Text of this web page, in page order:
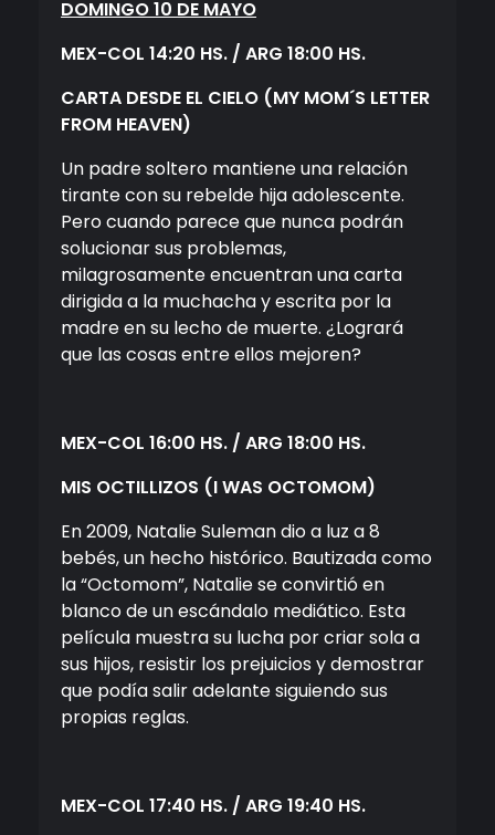
DOMINGO 10 DE MAYO
MEX-COL 14:20 HS. / ARG 18:00 HS.
CARTA DESDE EL CIELO (MY MOM´S LETTER
FROM HEAVEN)
Un padre soltero mantiene una relación
tirante con su rebelde hija adolescente.
Pero cuando parece que nunca podrán
solucionar sus problemas,
milagrosamente encuentran una carta
dirigida a la muchacha y escrita por la
madre en su lecho de muerte. ¿Logrará
que las cosas entre ellos mejoren?
MEX-COL 16:00 HS. / ARG 18:00 HS.
MIS OCTILLIZOS (I WAS OCTOMOM)
En 2009, Natalie Suleman dio a luz a 8
bebés, un hecho histórico. Bautizada como
la “Octomom”, Natalie se convirtió en
blanco de un escándalo mediático. Esta
película muestra su lucha por criar sola a
sus hijos, resistir los prejuicios y demostrar
que podía salir adelante siguiendo sus
propias reglas.
MEX-COL 17:40 HS. / ARG 19:40 HS.